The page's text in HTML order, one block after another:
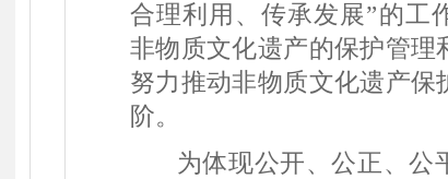
合理利用、传承发展”的工
非物质文化遗产的保护管理
努力推动非物质文化遗产保
阶。
为体现公开、公正、公